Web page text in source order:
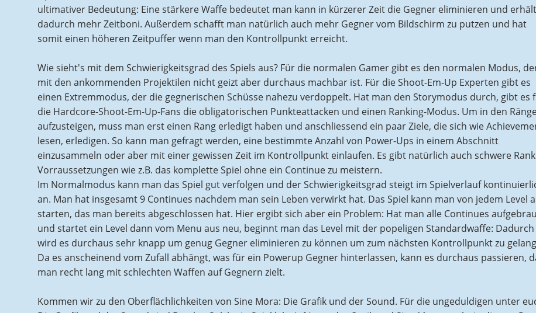
ultimativer Bedeutung: Eine stärkere Waffe bedeutet man kann in kürzerer Zeit die Gegner eliminieren und erhält
dadurch mehr Zeitboni. Außerdem schafft man natürlich auch mehr Gegner vom Bildschirm zu putzen und hat
somit einen höheren Zeitpuffer wenn man den Kontrollpunkt erreicht.
Wie sieht's mit dem Schwierigkeitsgrad des Spiels aus? Für die normalen Gamer gibt es den normalen Modus,
mit den ankommenden Projektilen nicht geizt aber durchaus machbar ist. Für die Shoot-Em-Up Experten gibt es
einen Extremmodus, der die gegnerischen Schüsse nahezu verdoppelt. Hat man den Storymodus durch, gibt es
die Hardcore-Shoot-Em-Up-Fans die obligatorischen Punkteattacken und einen Ranking-Modus. Um in den
aufzusteigen, muss man erst einen Rang erledigt haben und anschliessend ein paar Ziele, die sich wie
lesen, erledigen. So kann man gefragt werden, eine bestimmte Anzahl von Power-Ups in einem Abschnitt
einzusammeln oder aber mit einer gewissen Zeit im Kontrollpunkt einlaufen. Es gibt natürlich auch schwere
Vorraussetzungen wie z.B. das komplette Spiel ohne ein Continue zu meistern.
Im Normalmodus kann man das Spiel gut verfolgen und der Schwierigkeitsgrad steigt im Spielverlauf
an. Man hat insgesamt 9 Continues nachdem man sein Leben verwirkt hat. Das Spiel kann man von jedem Level
starten, das man bereits abgeschlossen hat. Hier ergibt sich aber ein Problem: Hat man alle Continues
und startet ein Level dann vom Menu aus neu, beginnt man das Level mit der popeligen Standardwaffe: Dadurch
wird es durchaus sehr knapp um genug Gegner eliminieren zu können um zum nächsten Kontrollpunkt zu
Da es anscheinend vom Zufall abhängt, was für ein Powerup Gegner hinterlassen, kann es durchaus passieren,
man recht lang mit schlechten Waffen auf Gegnern zielt.
Kommen wir zu den Oberflächlichkeiten von Sine Mora: Die Grafik und der Sound. Für die ungeduldigen unter